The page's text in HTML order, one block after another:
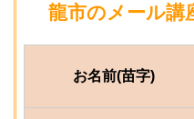
龍市のメール講
お名前(苗字)